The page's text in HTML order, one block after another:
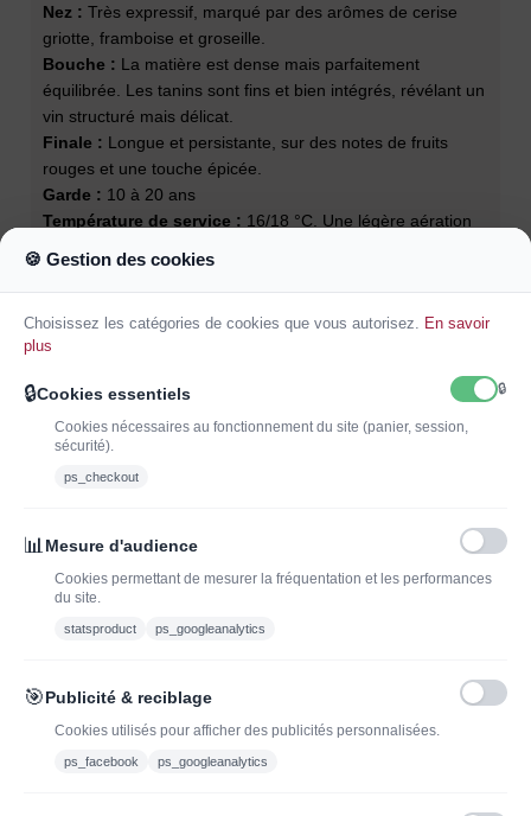
Nez : Très expressif, marqué par des arômes de cerise
griotte, framboise et groseille.
Bouche : La matière est dense mais parfaitement
équilibrée. Les tanins sont fins et bien intégrés, révélant un
vin structuré mais délicat.
Finale : Longue et persistante, sur des notes de fruits
rouges et une touche épicée.
Garde : 10 à 20 ans
Température de service : 16/18 °C. Une légère aération
veau, canard rôti, gibier à plumes, plats aux champignons,
fromages affinés.
J'ADOPTEUNVIN
J'ai lu et j'accepte les conditions générales de vente
🍪 Gestion des cookies
Choisissez les catégories de cookies que vous autorisez. En savoir
plus
🔒Cookies essentiels 🔒
Cookies nécessaires au fonctionnement du site (panier, session,
sécurité).
ps_checkout
📊 Mesure d'audience
Cookies permettant de mesurer la fréquentation et les performances
du site.
statsproduct ps_googleanalytics
🎯Publicité & reciblage
Cookies utilisés pour afficher des publicités personnalisées.
ps_facebook ps_googleanalytics